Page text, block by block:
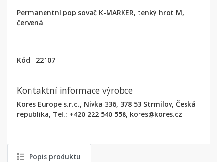
Permanentní popisovač K-MARKER, tenký hrot M,
červená
Kód: 22107
Kontaktní informace výrobce
Kores Europe s.r.o., Nivka 336, 378 53 Strmilov, Česká
republika, Tel.: +420 222 540 558, kores@kores.cz
Popis produktu